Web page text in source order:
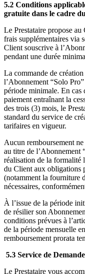
5.2 Conditions
gratuite dans le cadre
Le Prestataire propose au
frais supplémentaires via
Client souscrive à
pendant une durée
La commande de
l’Abonnement “Solo
période minimale. En cas
paiement entraînant la
des trois (3) mois, le
standard du service de
tarifaires en vigueur.
Aucun remboursement
au titre de l’Abonnement
réalisation de la formalité
du Client aux obligations
(notamment la fourniture
nécessaires,
À l’issue de la période
de résilier son
conditions prévues à
de la période mensuelle
remboursement prorata
5.3 Service de
Le Prestataire vous